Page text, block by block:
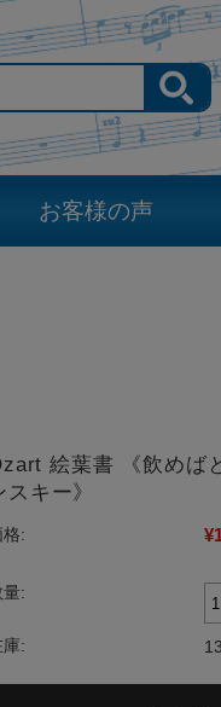
お客様の声
絵葉書 《飲めば
スキー》
格:
量:
庫: